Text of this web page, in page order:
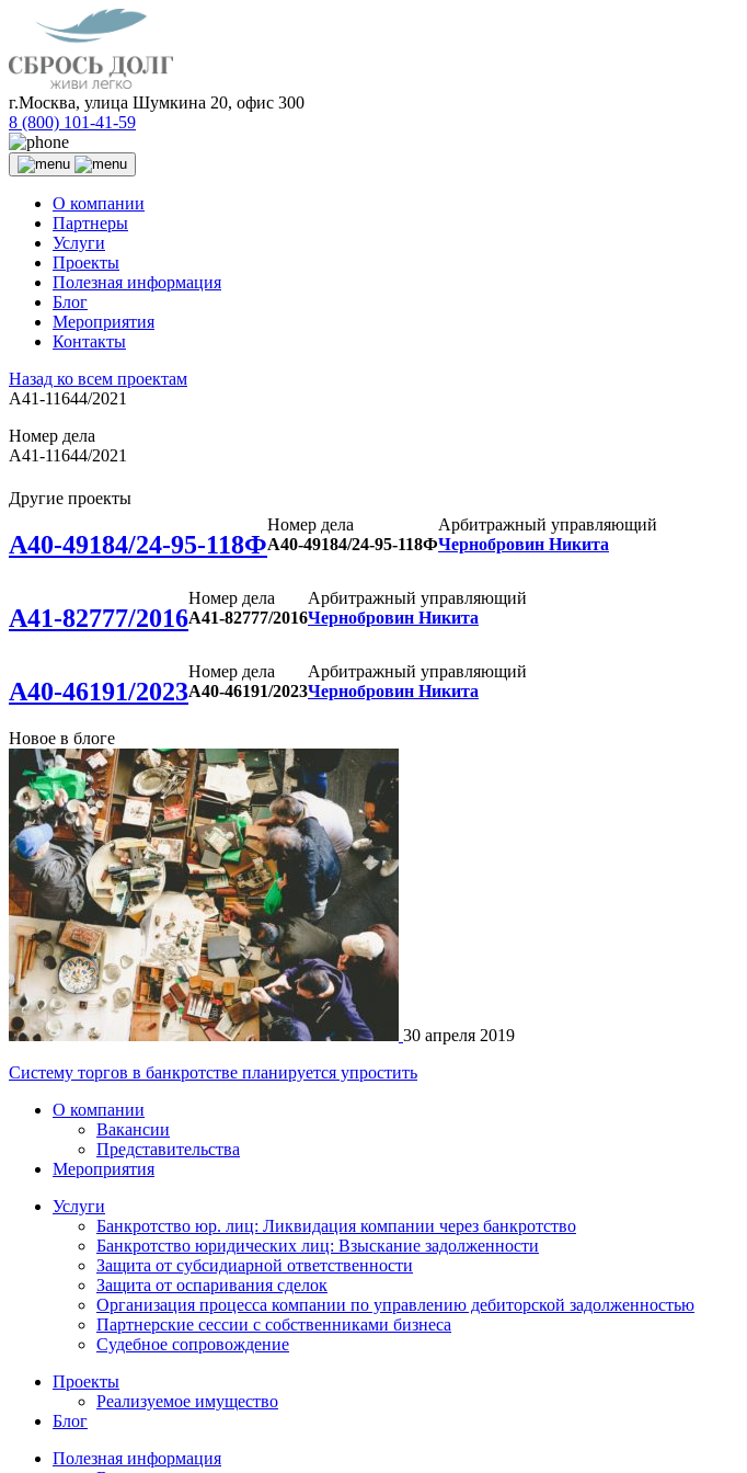
г.Москва, улица Шумкина 20, офис 300
8 (800) 101-41-59
О компании
Партнеры
Услуги
Проекты
Полезная информация
Блог
Мероприятия
Контакты
Назад ко всем проектам
А41-11644/2021
Номер дела
А41-11644/2021
Другие проекты
А40-49184/24-95-118Ф
Номер дела
А40-49184/24-95-118Ф
Арбитражный управляющий
Чернобровин Никита
А41-82777/2016
Номер дела
А41-82777/2016
Арбитражный управляющий
Чернобровин Никита
А40-46191/2023
Номер дела
А40-46191/2023
Арбитражный управляющий
Чернобровин Никита
Новое в блоге
30 апреля 2019
Систему торгов в банкротстве планируется упростить
О компании
Вакансии
Представительства
Мероприятия
Услуги
Банкротство юр. лиц: Ликвидация компании через банкротство
Банкротство юридических лиц: Взыскание задолженности
Защита от субсидиарной ответственности
Защита от оспаривания сделок
Организация процесса компании по управлению дебиторской задолженностью
Партнерские сессии с собственниками бизнеса
Судебное сопровождение
Проекты
Реализуемое имущество
Блог
Полезная информация